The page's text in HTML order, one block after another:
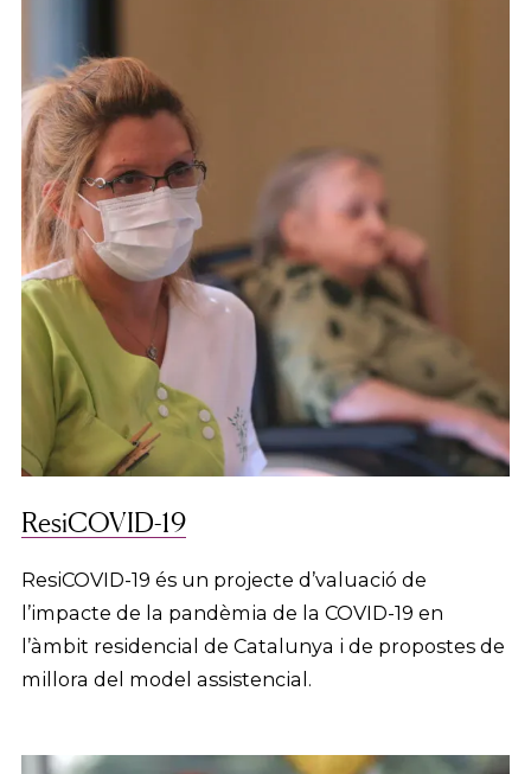
ResiCOVID-19
ResiCOVID-19 és un projecte d’valuació de
l’impacte de la pandèmia de la COVID-19 en
l’àmbit residencial de Catalunya i de propostes de
millora del model assistencial.